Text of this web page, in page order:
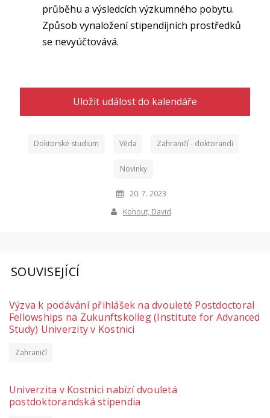
průběhu a výsledcích výzkumného pobytu.
Způsob vynaložení stipendijních prostředků
se nevyúčtovává.
Uložit událost do kalendáře
Doktorské studium Věda Zahraničí - doktorandi
Novinky
20. 7. 2023
Kohout, David
SOUVISEJÍCÍ
Výzva k podávání přihlášek na dvouleté Postdoctoral
Fellowships na Zukunftskolleg (Institute for Advanced
Study) Univerzity v Kostnici
Zahraničí
Univerzita v Kostnici nabízí dvouletá
postdoktorandská stipendia